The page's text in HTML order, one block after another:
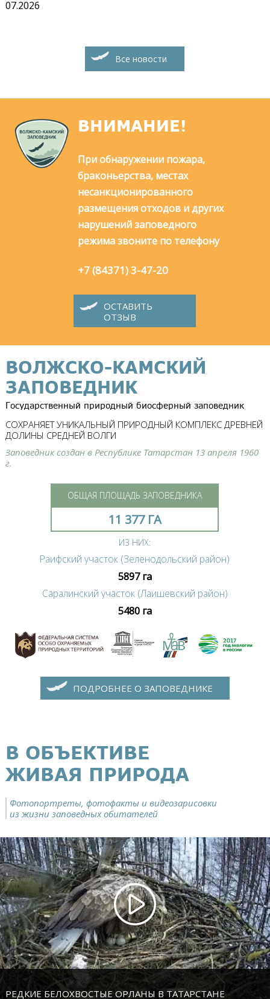
07.2026
Все новости
ВНИМАНИЕ!
При обнаружении пожара,
браконьерства, местах
несанкционированного
размещения отходов и других
нарушений заповедного
режима звоните по телефону
+7 (84371) 3-47-20
ОСТАВИТЬ
ОТЗЫВ
ВОЛЖСКО-КАМСКИЙ
ЗАПОВЕДНИК
Государственный природный биосферный заповедник
СОХРАНЯЕТ УНИКАЛЬНЫЙ ПРИРОДНЫЙ КОМПЛЕКС ДРЕВНЕЙ
ДОЛИНЫ СРЕДНЕЙ ВОЛГИ
Заповедник создан в Республике Татарстан 13 апреля 1960
г.
ОБЩАЯ ПЛОЩАДЬ ЗАПОВЕДНИКА
11 377 ГА
ИЗ НИХ:
Раифский участок (Зеленодольский район)
5897 га
Саралинский участок (Лаишевский район)
5480 га
ПОДРОБНЕЕ О ЗАПОВЕДНИКЕ
В ОБЪЕКТИВЕ
ЖИВАЯ ПРИРОДА
Фотопортреты, фотофакты и видеозарисовки
из жизни заповедных обитателей
РЕДКИЕ БЕЛОХВОСТЫЕ ОРЛАНЫ В ТАТАРСТАНЕ